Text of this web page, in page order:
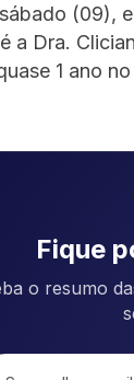
(09),
a Dra.
1 ano
Fique
o resumo